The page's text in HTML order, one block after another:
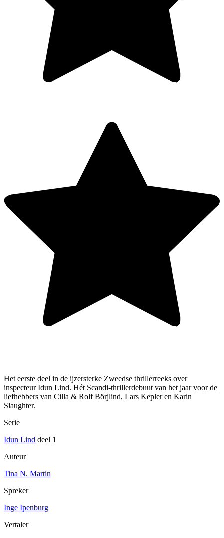
Het eerste deel in de ijzersterke Zweedse thrillerreeks over
inspecteur Idun Lind. Hét Scandi-thrillerdebuut van het jaar voor de
liefhebbers van Cilla & Rolf Börjlind, Lars Kepler en Karin
Slaughter.
Serie
Idun Lind deel 1
Auteur
Tina N. Martin
Spreker
Inge Ipenburg
Vertaler